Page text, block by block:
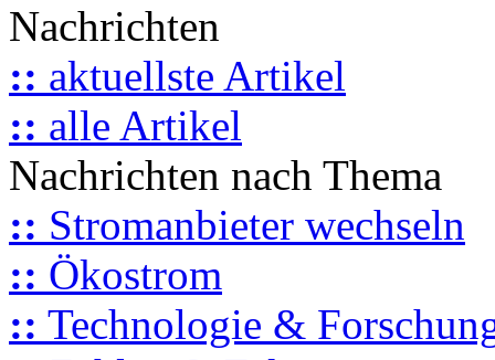
Nachrichten
:: aktuellste Artikel
:: alle Artikel
Nachrichten nach Thema
:: Stromanbieter wechseln
:: Ökostrom
:: Technologie &